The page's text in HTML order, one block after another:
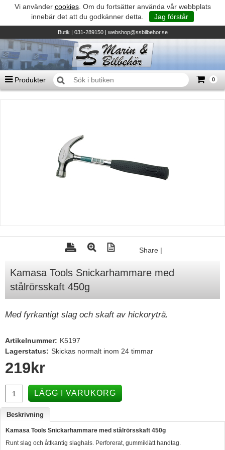
Vi använder cookies. Om du fortsätter använda vår webbplats
innebär det att du godkänner detta.
Jag förstår
Butik| 031-289150 | webshop@ssbilbehor.se
Produkter 0
Suzuki - Utombordare
Suzumar - Gummibåtar
TK Trailer
Volvo Penta Servicedelar
Mercury Servicedelar
Humminbird
Simrad
B&G
Båttillbehör
Share |
Kamasa Tools Snickarhammare med
stålrörsskaft 450g
Med fyrkantigt slag och skaft av hickoryträ.
Artikelnummer: K5197
Lagerstatus: Skickas normalt inom 24 timmar
219 kr
LÄGG I VARUKORG
Beskrivning
Kamasa Tools Snickarhammare med stålrörsskaft 450g
Runt slag och åttkantig slaghals. Perforerat, gummiklätt handtag.